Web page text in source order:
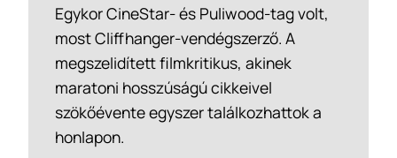
Egykor CineStar- és Puliwood-tag volt,
most Cliffhanger-vendégszerző. A
megszelidített filmkritikus, akinek
maratoni hosszúságú cikkeivel
szökőévente egyszer találkozhattok a
honlapon.